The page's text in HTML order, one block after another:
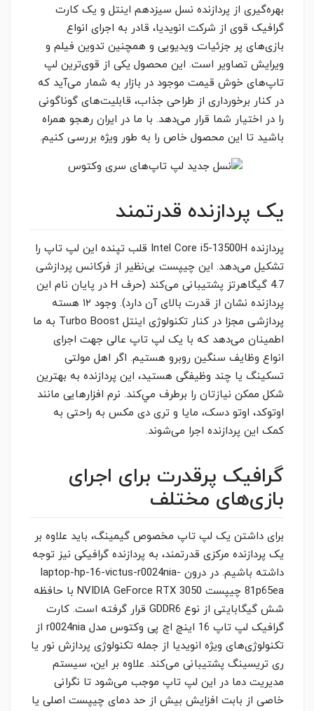
بهره‌گیری از پردازنده نسل سیزدهم اینتل و یک کارت
گرافیک قوی از شرکت انویدیا، قادر به اجرای انواع
بازی‌های پر جزئیات ویدیویی و همچنین تدوین فیلم و
ویرایش تصاویر است. این محصول یکی از قوی‌ترین لپ‌
تاپ‌های خوش‌ قیمت موجود در بازار به شمار می‌‌آید که
در کنار برخورداری از طراحی جذاب، قابلیت‌های گوناگونی
را در اختیار شما قرار می‌دهد. با ما در ایران رهجو همراه
باشید تا این محصول خاص را به طور ویژه بررسی کنیم.
یک پردازنده قدرتمند
پردازنده Intel Core i5-13500H قلب تپنده این لپ تاپ را
تشکیل می‌دهد. این چیپست بی‌نظیر از فرکانس پردازشی
4.7 گیگاهرتز پشتیبانی می‌کند (حرف H در پایان نام این
پردازنده نشان از قدرت بالای آن دارد). وجود ۱۲ هسته
پردازشی مجزا در کنار تکنولوژی اینتل Turbo Boost به ما
اطمینان می‌دهد که با یک لپ تاپ عالی جهت اجرای
انواع وظایف سنگین روبرو هستیم. اگر اهل مولتی
تسکینگ یا چند وظیفگی هستید، این پردازنده به بهترین
شکل ممکن نیازتان را برطرف مي‌کند. نرم افزارهایی مانند
اوتوکد، اوتو دسک، مایا و تری دی مکس به راحتی به
کمک این پردازنده اجرا می‌شوند.
گرافیک پرقدرت برای اجرای
بازی‌های مختلف
برای داشتن یک لپ تاپ مخصوص گیمینگ، باید علاوه بر
یک پردازنده مرکزی قدرتمند، به پردازنده گرافیکی نیز توجه
داشته باشیم. در درون laptop-hp-16-victus-r0024nia-
81p65ea چیپست NVIDIA GeForce RTX 3050 با حافظه
شش گیگابایتی از نوع GDDR6 قرار گرفته است. کارت
گرافیک لپ تاپ 16 اینچ اچ پی وکتوس مدل r0024nia از
تکنولوژی‌های ویژه انویدیا از جمله تکنولوژی پردازش نور یا
ری تریسینگ پشتیبانی می‌کند. علاوه بر این، سیستم
مدیریت دما در این لپ تاپ موجب می‌شود تا نگرانی
خاصی از بابت افزایش بیش از حد دمای چیپست اصلی یا